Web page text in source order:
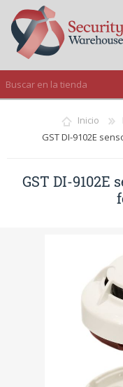
INICIAR SESIÓN
Inicio
GST DI-9102E
GST DI-9102E